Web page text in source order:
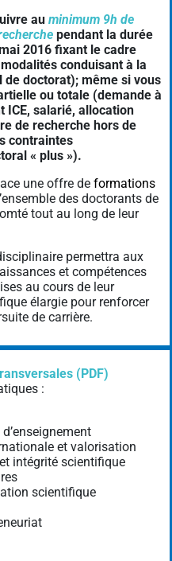
au minimum 9h de
pendant la durée
2016 fixant le cadre
conduisant à la
doctorat); même si vous
ou totale (demande à
ICE, salarié, allocation
de recherche hors de
contraintes
« plus »).
une offre de formations
des doctorants de
tout au long de leur
permettra aux
et compétences
au cours de leur
élargie pour renforcer
de carrière.
(PDF)
:
et valorisation
intégrité scientifique
scientifique